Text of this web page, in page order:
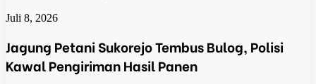
Juli 8, 2026
Jagung Petani Sukorejo Tembus Bulog, Polisi
Kawal Pengiriman Hasil Panen